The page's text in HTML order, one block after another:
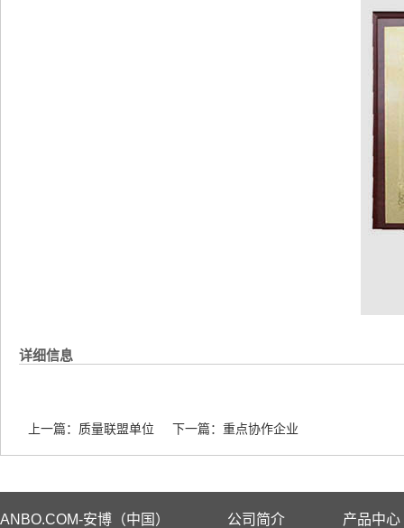
详细信息
上一篇： 质量联盟单位 下一篇： 重点协作企业
ANBO.COM-安博（中国） 公司简介 产品中心